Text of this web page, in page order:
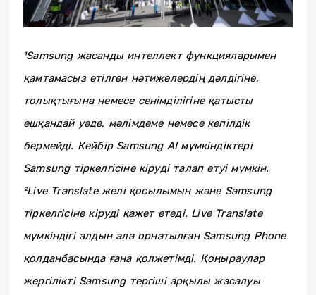
¹Samsung жасанды интеллект функцияларымен
қамтамасыз етілген нәтижелердің дәлдігіне,
толықтығына немесе сенімділігіне қатысты
ешқандай уәде, мәлімдеме немесе кепілдік
бермейді. Кейбір Samsung AI мүмкіндіктері
Samsung тіркелгісіне кіруді талап етуі мүмкін.
²Live Translate желі қосылымын және Samsung
тіркелгісіне кіруді қажет етеді. Live Translate
мүмкіндігі алдын ала орнатылған Samsung Phone
қолданбасында ғана қолжетімді. Қоңыраулар
жергілікті Samsung тергіші арқылы жасалуы